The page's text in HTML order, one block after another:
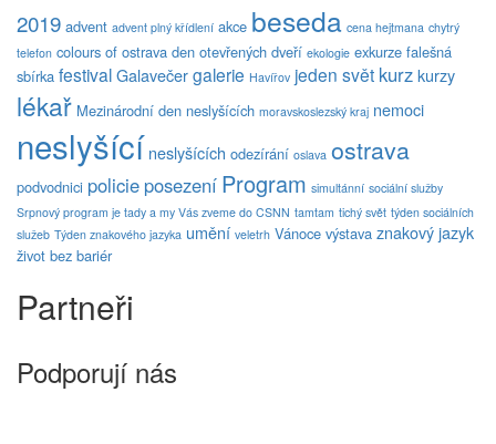
2019 advent advent plný křídlení akce beseda cena hejtmana chytrý
telefon colours of ostrava den otevřených dveří ekologie exkurze falešná
sbírka festivalGalavečergalerie Havířov jeden svět kurzkurzy
lékař Mezinárodní den neslyšících moravskoslezský kraj nemoci
neslyšící neslyšících odezírání oslava ostrava
podvodnici policie posezení Program simultánní sociální služby
Srpnový program je tady a my Vás zveme do CSNN tamtam tichý svět týden sociálních
služeb Týden znakového jazyka umění veletrh Vánoce výstava znakový jazyk
život bez bariér
Partneři
Podporují nás